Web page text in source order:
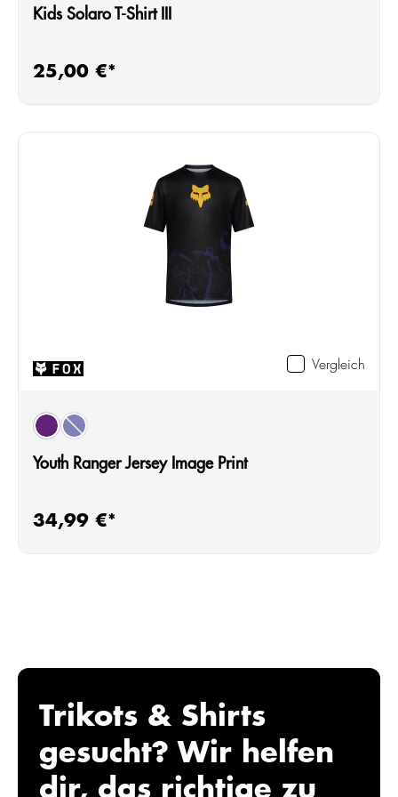
Kids Solaro T-Shirt III
Regulärer Preis:
25,00 €*
Vergleich
Farbeauswählen
plumdark blue
(Diese Option ist zurzeit nicht verfügbar.)
Youth Ranger Jersey Image Print
Regulärer Preis:
34,99 €*
Trikots & Shirts
gesucht? Wir helfen
dir, das richtige zu